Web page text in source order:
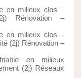
en milieux clos –
Rénovation –
en milieux clos –
(2j) Rénovation –
en milieux
(2j) Réseaux